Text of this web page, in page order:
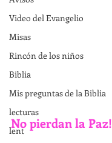
Video del Evangelio
Misas
Rincón de los niños
Biblia
Mis preguntas de la Biblia
lecturas
lent
No pierdan la Paz!